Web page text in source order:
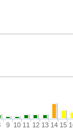
9 10 11 12 13 14 15